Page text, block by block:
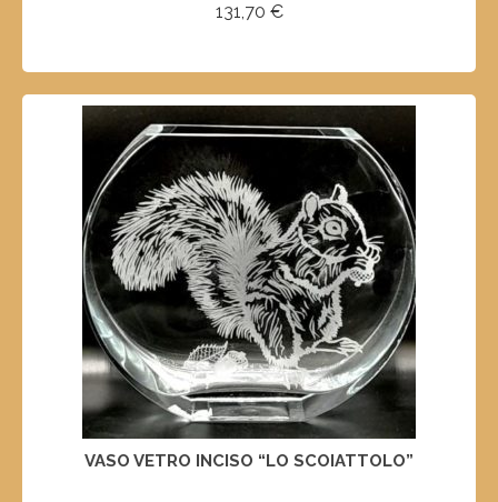
131,70 €
VASO VETRO INCISO “LO SCOIATTOLO”